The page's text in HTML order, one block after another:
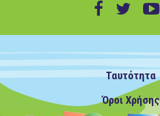
Ταυτότητα
Όροι Χρήσης